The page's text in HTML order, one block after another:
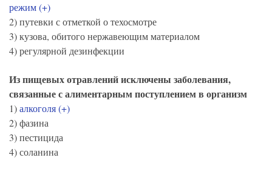
режим (+)
2) путевки с отметкой о техосмотре
3) кузова, обитого нержавеющим материалом
4) регулярной дезинфекции
Из пищевых отравлений исключены заболевания,
связанные с алиментарным поступлением в организм
1)алкоголя (+)
2) фазина
3) пестицида
4) соланина